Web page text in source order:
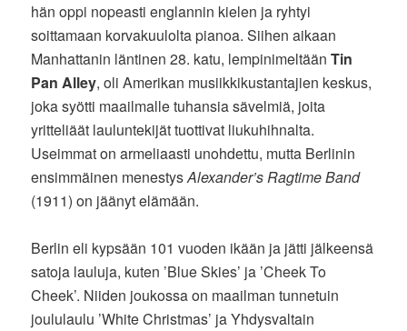
hän oppi nopeasti englannin kielen ja ryhtyi
soittamaan korvakuulolta pianoa. Siihen aikaan
Manhattanin läntinen 28. katu, lempinimeltäänTin
Pan Alley, oli Amerikan musiikkikustantajien keskus,
joka syötti maailmalle tuhansia sävelmiä, joita
yritteliäät lauluntekijät tuottivat liukuhihnalta.
Useimmat on armeliaasti unohdettu, mutta Berlinin
ensimmäinen menestysAlexander’s Ragtime Band
(1911) on jäänyt elämään.
Berlin eli kypsään 101 vuoden ikään ja jätti jälkeensä
satoja lauluja, kuten ’Blue Skies’ ja ’Cheek To
Cheek’. Niiden joukossa on maailman tunnetuin
joululaulu ’White Christmas’ ja Yhdysvaltain